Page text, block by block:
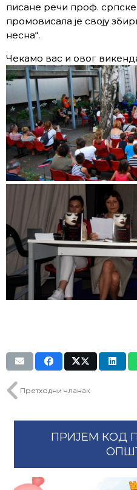
писане речи проф.
промовисала је своју
несна“.
Чекамо вас и овог
Претходни чланак
ПРИЈЕМ КОД